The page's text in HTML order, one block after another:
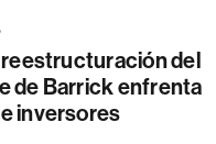
reestructuración del
de Barrick enfrenta
inversores